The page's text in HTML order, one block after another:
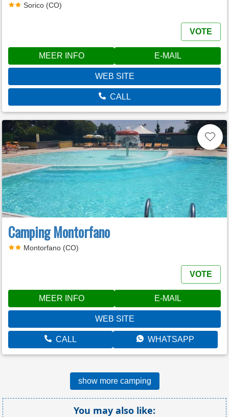
Sorico (CO)
VOTE
MEER INFO E-MAIL
WEB SITE
CALL
Camping Montorfano
Montorfano (CO)
VOTE
MEER INFO E-MAIL
WEB SITE
CALL WHATSAPP
show more camping
You may also like: